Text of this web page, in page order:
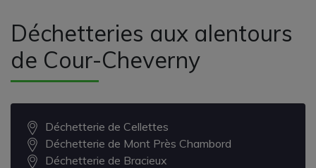
Déchetteries aux alentours
de Cour-Cheverny
Déchetterie de Cellettes
Déchetterie de Mont Près Chambord
Déchetterie de Bracieux